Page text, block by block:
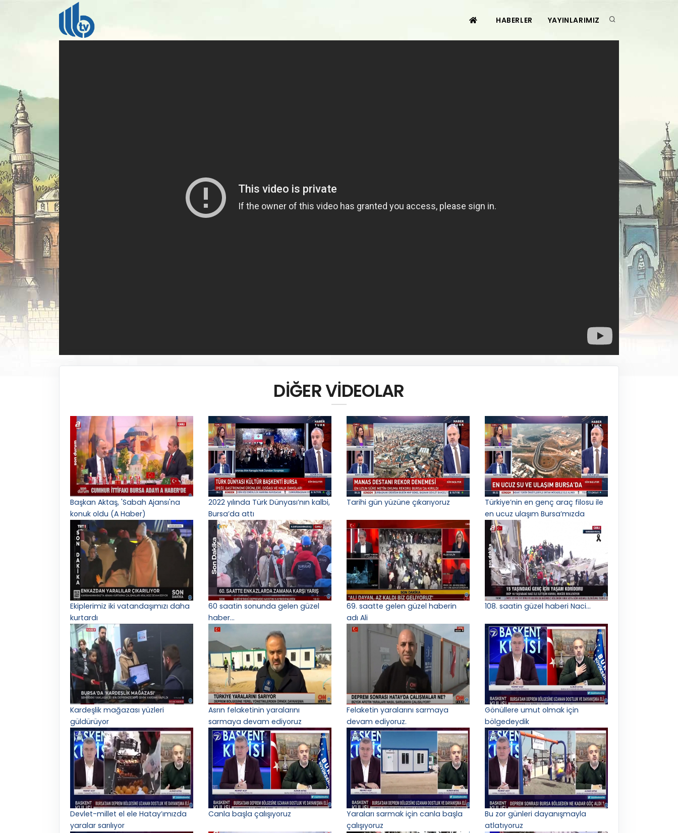
HABERLER YAYINLARIMIZ
DİĞER VİDEOLAR
Başkan Aktaş, 'Sabah Ajansı'na
konuk oldu (A Haber)
2022 yılında Türk Dünyası’nın kalbi,
Bursa’da attı
Tarihi gün yüzüne çıkarıyoruz
Türkiye’nin en genç araç filosu ile
en ucuz ulaşım Bursa’mızda
Ekiplerimiz iki vatandaşımızı daha
kurtardı
60 saatin sonunda gelen güzel
haber...
69. saatte gelen güzel haberin
adı Ali
108. saatin güzel haberi Naci…
Kardeşlik mağazası yüzleri
güldürüyor
Asrın felaketinin yaralarını
sarmaya devam ediyoruz
Felaketin yaralarını sarmaya
devam ediyoruz.
Gönüllere umut olmak için
bölgedeydik
Devlet-millet el ele Hatay’ımızda
yaralar sarılıyor
Canla başla çalışıyoruz
Yaraları sarmak için canla başla
çalışıyoruz
Bu zor günleri dayanışmayla
atlatıyoruz